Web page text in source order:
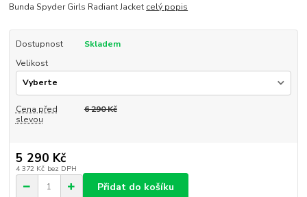
Bunda Spyder Girls Radiant Jacket celý popis
Dostupnost
Skladem
Velikost
Cena před
slevou
6 290 Kč
5 290 Kč
4 372 Kč bez DPH
Přidat do košíku